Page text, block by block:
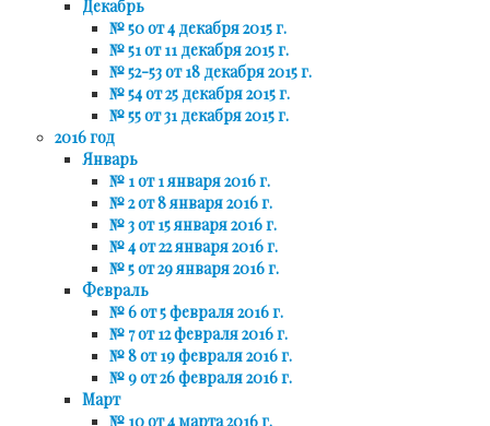
Декабрь
№ 50 от 4 декабря 2015 г.
№ 51 от 11 декабря 2015 г.
№ 52-53 от 18 декабря 2015 г.
№ 54 от 25 декабря 2015 г.
№ 55 от 31 декабря 2015 г.
2016 год
Январь
№ 1 от 1 января 2016 г.
№ 2 от 8 января 2016 г.
№ 3 от 15 января 2016 г.
№ 4 от 22 января 2016 г.
№ 5 от 29 января 2016 г.
Февраль
№ 6 от 5 февраля 2016 г.
№ 7 от 12 февраля 2016 г.
№ 8 от 19 февраля 2016 г.
№ 9 от 26 февраля 2016 г.
Март
№ 10 от 4 марта 2016 г.